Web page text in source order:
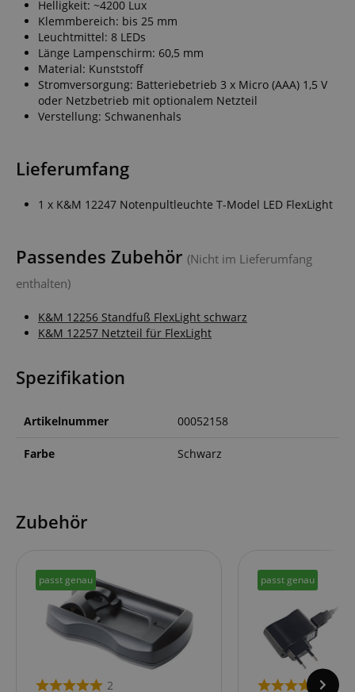
Helligkeit: ~4200 Lux
Klemmbereich: bis 25 mm
Leuchtmittel: 8 LEDs
Länge Lampenschirm: 60,5 mm
Material: Kunststoff
Stromversorgung: Batteriebetrieb 3 x Micro (AAA) 1,5 V
oder Netzbetrieb mit optionalem Netzteil
Verstellung: Schwanenhals
Lieferumfang
1 x K&M 12247 Notenpultleuchte T-Model LED FlexLight
Passendes Zubehör (Nicht im Lieferumfang
enthalten)
K&M 12256 Standfuß FlexLight schwarz
K&M 12257 Netzteil für FlexLight
Spezifikation
Artikelnummer 00052158
Farbe Schwarz
Zubehör
passt genau
2
passt genau